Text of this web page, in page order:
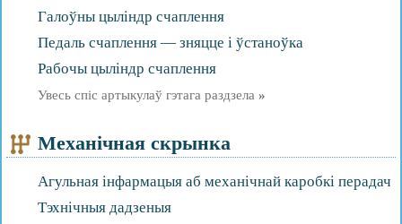
Галоўны цыліндр счаплення
Педаль счаплення — зняцце і ўстаноўка
Рабочы цыліндр счаплення
Увесь спіс артыкулаў гэтага раздзела »
Механічная скрынка
Агульная інфармацыя аб механічнай каробкі перадач
Тэхнічныя дадзеныя